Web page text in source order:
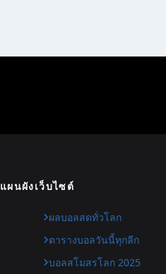
แผนผังเว็บไซต์
ผลบอลสดทั่วโลก
ตารางบอลวันนี้ทุกลีก
บอลสโมสรโลก 2025